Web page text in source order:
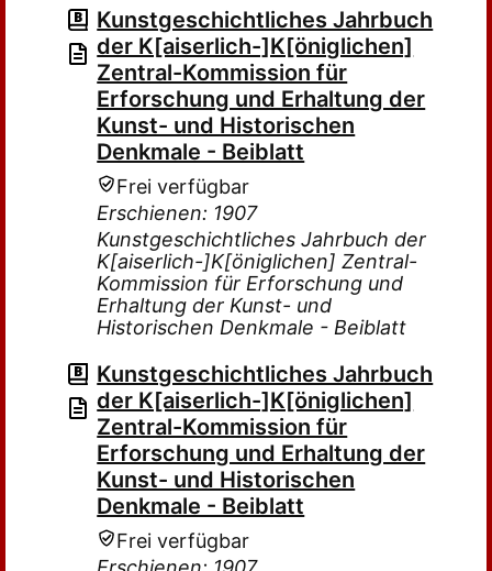
Kunstgeschichtliches Jahrbuch
der K[aiserlich-]K[öniglichen]
Zentral-Kommission für
Erforschung und Erhaltung der
Kunst- und Historischen
Denkmale - Beiblatt
Frei verfügbar
Erschienen: 1907
Kunstgeschichtliches Jahrbuch der
K[aiserlich-]K[öniglichen] Zentral-
Kommission für Erforschung und
Erhaltung der Kunst- und
Historischen Denkmale - Beiblatt
Kunstgeschichtliches Jahrbuch
der K[aiserlich-]K[öniglichen]
Zentral-Kommission für
Erforschung und Erhaltung der
Kunst- und Historischen
Denkmale - Beiblatt
Frei verfügbar